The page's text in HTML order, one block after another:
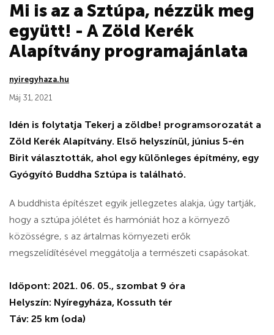
Mi is az a Sztúpa, nézzük meg
együtt! - A Zöld Kerék
Alapítvány programajánlata
nyiregyhaza.hu
Máj 31, 2021
Idén is folytatja Tekerj a zöldbe! programsorozatát a
Zöld Kerék Alapítvány. Első helyszínül, június 5-én
Birit választották, ahol egy különleges építmény, egy
Gyógyító Buddha Sztúpa is található.
A buddhista építészet egyik jellegzetes alakja, úgy tartják,
hogy a sztúpa jólétet és harmóniát hoz a környező
közösségre, s az ártalmas környezeti erők
megszelídítésével meggátolja a természeti csapásokat.
Időpont: 2021. 06. 05., szombat 9 óra
Helyszín: Nyíregyháza, Kossuth tér
Táv: 25 km (oda)